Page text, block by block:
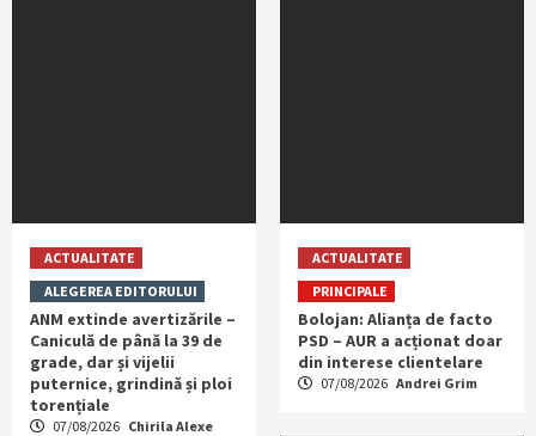
ACTUALITATE
ALEGEREA EDITORULUI
ANM extinde avertizările –
Caniculă de până la 39 de
grade, dar și vijelii
puternice, grindină și ploi
torențiale
07/08/2026 Chirila Alexe
ACTUALITATE
PRINCIPALE
Bolojan: Alianța de facto
PSD – AUR a acționat doar
din interese clientelare
07/08/2026 Andrei Grim